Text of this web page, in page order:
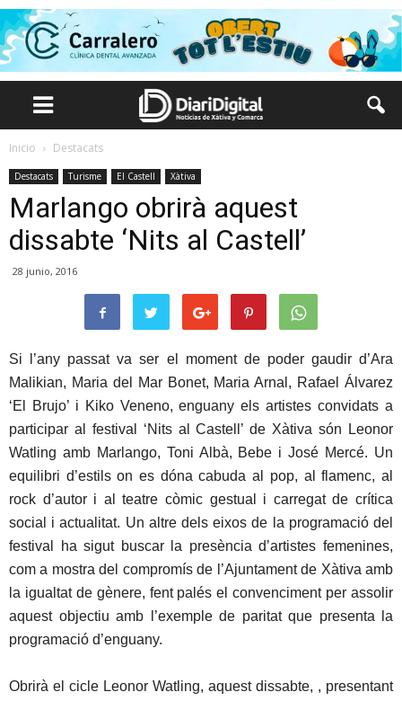
Inicio Destacats
Destacats Turisme El Castell Xàtiva
Marlango obrirà aquest
dissabte ‘Nits al Castell’
28 junio, 2016
Si l’any passat va ser el moment de poder gaudir d’Ara
Malikian, Maria del Mar Bonet, Maria Arnal, Rafael Álvarez
‘El Brujo’ i Kiko Veneno, enguany els artistes convidats a
participar al festival ‘Nits al Castell’ de Xàtiva són Leonor
Watling amb Marlango, Toni Albà, Bebe i José Mercé. Un
equilibri d’estils on es dóna cabuda al pop, al flamenc, al
rock d’autor i al teatre còmic gestual i carregat de crítica
social i actualitat. Un altre dels eixos de la programació del
festival ha sigut buscar la presència d’artistes femenines,
com a mostra del compromís de l’Ajuntament de Xàtiva amb
la igualtat de gènere, fent palés el convenciment per assolir
aquest objectiu amb l’exemple de paritat que presenta la
programació d’enguany.
Obrirà el cicle Leonor Watling, aquest dissabte, , presentant